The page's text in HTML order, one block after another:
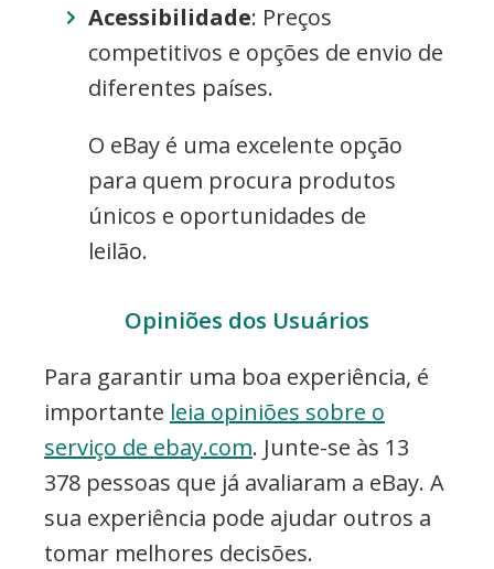
Acessibilidade: Preços
competitivos e opções de envio de
diferentes países.
O eBay é uma excelente opção
para quem procura produtos
únicos e oportunidades de
leilão.
Opiniões dos Usuários
Para garantir uma boa experiência, é
importante leia opiniões sobre o
serviço de ebay.com. Junte-se às 13
378 pessoas que já avaliaram a eBay. A
sua experiência pode ajudar outros a
tomar melhores decisões.